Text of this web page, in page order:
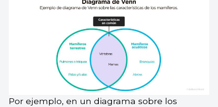
Por ejemplo, en un diagrama sobre los